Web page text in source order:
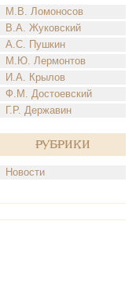
М.В. Ломоносов
В.А. Жуковский
А.С. Пушкин
М.Ю. Лермонтов
И.А. Крылов
Ф.М. Достоевский
Г.Р. Державин
Рубрики
Новости